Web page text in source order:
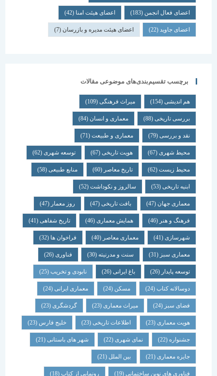
اعضای فعال انجمن(183) اعضای هیئت امنا(42)
اعضای جاوید(22) اعضای هیئت مدیره و بازرسان(7)
برچسب تقسیم‌بندی‌های موضوعی مقالات
هم اندیشی (154) میراث فرهنگی (109)
بررسی تاریخی (88) معماری و انسان (84)
نقد و بررسی (79) معماری و طبیعت (71)
محیط شهری(67) هویت تاریخی(67) توسعه شهری(62)
محیط زیست(62) تاریخ معاصر(60) منابع طبیعی(58)
ابنیه تاریخی(53) سالروز و نکوداشت(52)
معماری جهان (47) بافت تاریخی(47) روز معمار(47)
فرهنگ و هنر(46) همایش معماری (46) تاریخ شفاهی (41)
شهرسازی(41) معماری معاصر(40) فراخوان ها (32)
معماری سبز(31) سنت و مدرنیته(30) فناوری (26)
توسعه پایدار(26) باغ ایرانی(26) نابودی و تخریب(25)
دوسالانه کتاب(24) مسکن (24) معماری ایرانی(24)
فضای سبز(24) میراث معماری (23) گردشگری (23)
هویت معماری (23) اطلاعات تاریخی(23) خلیج فارس(23)
جشنواره(22) نمای شهری(22) شهر های باستانی (21)
جایزه معماری (21) بین الملل(21)
فناوری های نوین ساختمانی(19) رونمایی از کتاب (18)